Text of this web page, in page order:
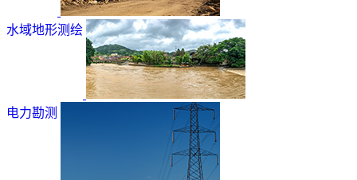
水域地形测绘
电力勘测